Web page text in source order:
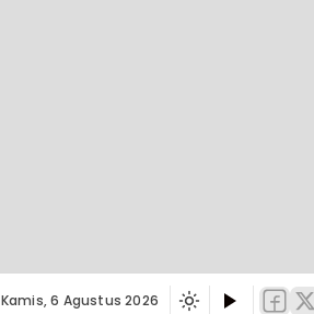
Kamis, 6 Agustus 2026